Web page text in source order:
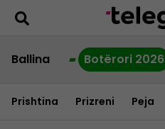
Ballina Botërori 2026
Prishtina Prizreni Peja